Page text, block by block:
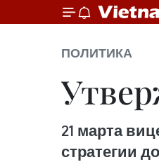
ПОЛИТИКА
21 марта
стратегии